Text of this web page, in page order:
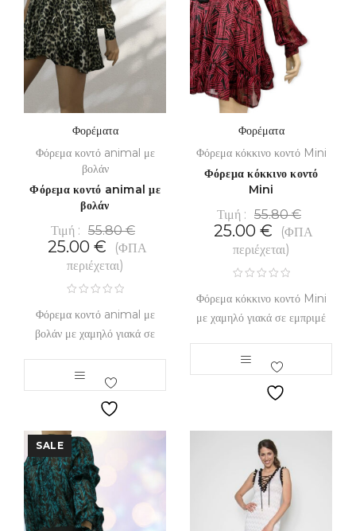
Φορέματα
Φόρεμα κοντό animal με
βολάν
Φόρεμα κοντό animal με
βολάν
Τιμή : 55.80€
25.00 €
(ΦΠΑ
περιέχεται)
Φόρεμα κοντό animal με
βολάν με χαμηλό γιακά σε
Φορέματα
Φόρεμα κόκκινο κοντό Mini
Φόρεμα κόκκινο κοντό
Mini
Τιμή : 55.80€
25.00 €
(ΦΠΑ
περιέχεται)
Φόρεμα κόκκινο κοντό Mini
με χαμηλό γιακά σε εμπριμέ
SALE